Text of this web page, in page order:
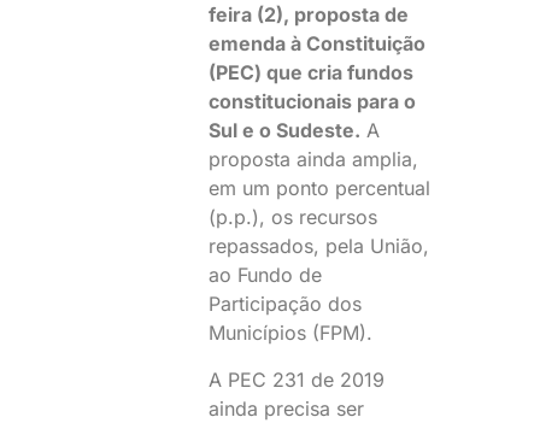
feira (2), proposta de
emenda à Constituição
(PEC) que cria fundos
constitucionais para o
Sul e o Sudeste. A
proposta ainda amplia,
em um ponto percentual
(p.p.), os recursos
repassados, pela União,
ao Fundo de
Participação dos
Municípios (FPM).
A PEC 231 de 2019
ainda precisa ser